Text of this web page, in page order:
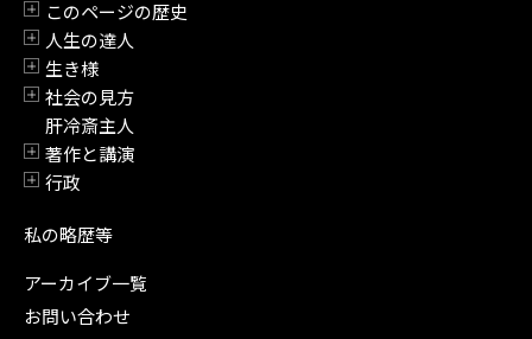
開閉
このページの歴史
開閉
人生の達人
開閉
生き様
開閉
社会の見方
肝冷斎主人
開閉
著作と講演
開閉
行政
私の略歴等
アーカイブ一覧
お問い合わせ